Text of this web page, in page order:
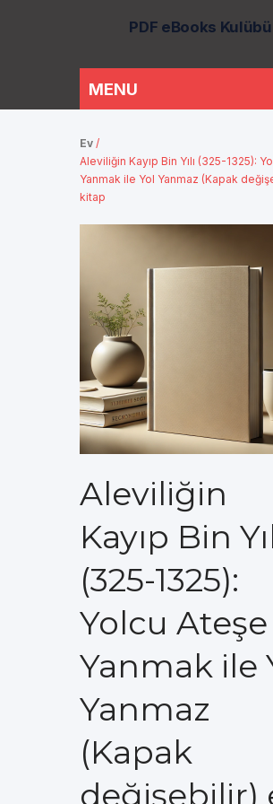
PDF eBooks Kulübü
Ev /
Aleviliğin Kayıp Bin Yılı (325-1325):
Yanmak ile Yol Yanmaz (Kapak
kitap
Aleviliğin
Kayıp Bin
(325-1325):
Yolcu Ateşe
Yanmak ile
Yanmaz
(Kapak
değişebilir)